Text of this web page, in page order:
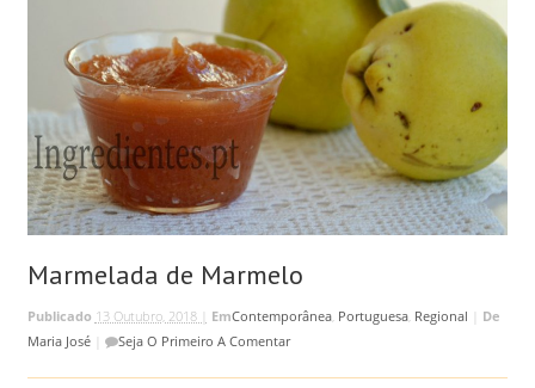
Marmelada de Marmelo
Publicado 13 Outubro, 2018 | EmContemporânea, Portuguesa, Regional
De
Maria José| Seja O Primeiro A Comentar